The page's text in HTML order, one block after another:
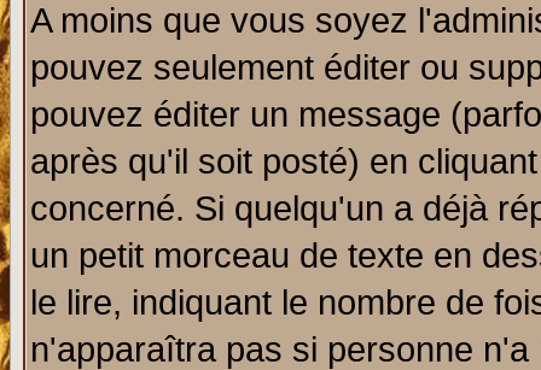
A moins que vous soyez
pouvez seulement éditer ou
pouvez éditer un message
après qu'il soit posté) en
concerné. Si quelqu'un a déjà
un petit morceau de texte en
le lire, indiquant le nombre de
n'apparaîtra pas si personne